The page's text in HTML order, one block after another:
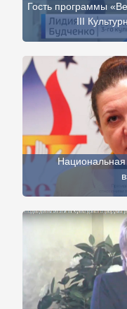
Гость программы
III